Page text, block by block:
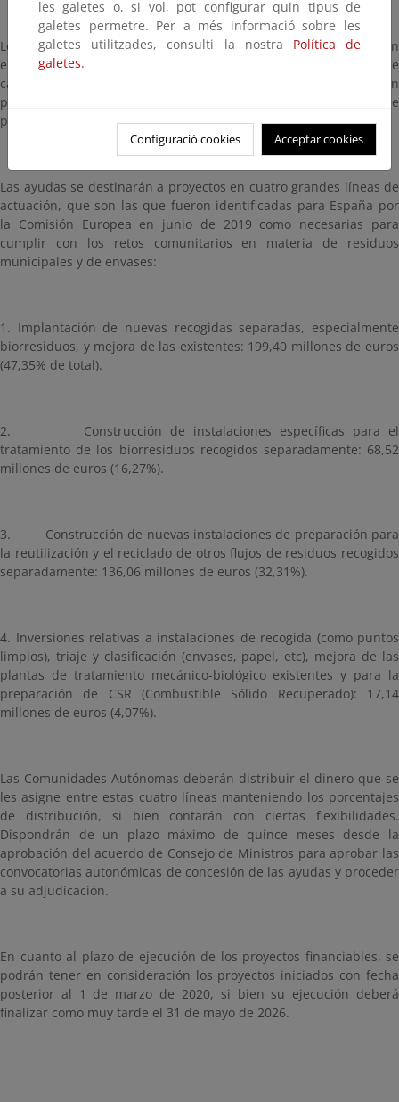
Los criterios para el reparto territorial de estas cantidades tienen
en cuenta la generación de residuos municipales, la distancia de
cada Comunidad Autónoma respecto al objetivo de preparación
para la reutilización y el reciclado para 2025 y su densidad de
población.
Las ayudas se destinarán a proyectos en cuatro grandes líneas de
actuación, que son las que fueron identificadas para España por
la Comisión Europea en junio de 2019 como necesarias para
cumplir con los retos comunitarios en materia de residuos
municipales y de envases:
1. Implantación de nuevas recogidas separadas, especialmente
biorresiduos, y mejora de las existentes: 199,40 millones de euros
(47,35% de total).
2. Construcción de instalaciones específicas para el
tratamiento de los biorresiduos recogidos separadamente: 68,52
millones de euros (16,27%).
3. Construcción de nuevas instalaciones de preparación para
la reutilización y el reciclado de otros flujos de residuos recogidos
separadamente: 136,06 millones de euros (32,31%).
4. Inversiones relativas a instalaciones de recogida (como puntos
limpios), triaje y clasificación (envases, papel, etc), mejora de las
plantas de tratamiento mecánico-biológico existentes y para la
preparación de CSR (Combustible Sólido Recuperado): 17,14
millones de euros (4,07%).
Las Comunidades Autónomas deberán distribuir el dinero que se
les asigne entre estas cuatro líneas manteniendo los porcentajes
de distribución, si bien contarán con ciertas flexibilidades.
Dispondrán de un plazo máximo de quince meses desde la
aprobación del acuerdo de Consejo de Ministros para aprobar las
convocatorias autonómicas de concesión de las ayudas y proceder
a su adjudicación.
En cuanto al plazo de ejecución de los proyectos financiables, se
podrán tener en consideración los proyectos iniciados con fecha
posterior al 1 de marzo de 2020, si bien su ejecución deberá
finalizar como muy tarde el 31 de mayo de 2026.
les galetes o, si vol, pot configurar quin tipus de
galetes permetre. Per a més informació sobre les
galetes utilitzades, consulti la nostra Política de
galetes.
Configuració cookies Acceptar cookies